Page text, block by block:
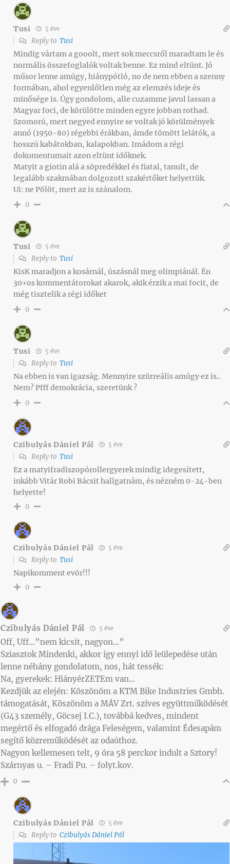
Tusi 5 éve
Reply to Tusi
Mindig vártam a gooolt, mert sok meccsről maradtam le és
normális összefoglalók voltak benne. Ez mind eltünt. Jó
műsor lenne amúgy, hiánypótló, no de nem ebben a szenny
formában, ahol egyenlőtlen még az elemzés ideje és
minősége is. Úgy gondolom, alle cuzamme javul lassan a
Magyar foci, de körülötte minden egyre jobban rothad.
Szomorú, mert negyed ennyire se voltak jó körülmények
annó (1950-80) régebbi érákban, ámde tömött lelátók, a
hosszú kabátokban, kalapokban. Imádom a régi
dokumentumait azon eltünt időknek.
Matyit a giotin alá a söpredékkel és fiatal, tanult, de
legalább szakmában dolgozott szakértőket helyettük.
Ui: ne Pölöt, mert az is szánalom.
0
Tusi 5 éve
Reply to Tusi
KisK maradjon a kosárnál, úszásnál meg olimpiánál. Én
30+os kommentátorokat akarok, akik érzik a mai focit, de
még tisztelik a régi időket
0
Tusi 5 éve
Reply to Tusi
Na ebben is van igazság. Mennyire szürreális amúgy ez is..
Nem? Pfff demokrácia, szeretünk ?
0
Czibulyás Dániel Pál 5 éve
Reply to Tusi
Ez a matyifradiszopórollergyerek mindig idegesített,
inkább Vitár Robi Bácsit hallgatnám, és nézném 0-24-ben
helyette!
0
Czibulyás Dániel Pál 5 éve
Reply to Tusi
Napikomment evör!!!
0
Czibulyás Dániel Pál 5 éve
Off, Uff…”nem kicsit, nagyon…”
Sziasztok Mindenki, akkor így ennyi idő leülepedése után
lenne néhány gondolatom, nos, hát tessék:
Na, gyerekek: HiányérZETEm van…
Kezdjük az elején: Köszönöm a KTM Bike Industries Gmbh.
támogatását, Köszönöm a MÁV Zrt. szíves együttműködését
(G43 személy, Göcsej I.C.), továbbá kedves, mindent
megértő és elfogadó drága Feleségem, valamint Édesapám
segítő közreműködését az odaúthoz.
Nagyon kellemesen telt, 9 óra 58 perckor indult a Sztory!
Szárnyas u. – Fradi Pu. – folyt.kov.
0
Czibulyás Dániel Pál 5 éve
Reply to Czibulyás Dániel Pál